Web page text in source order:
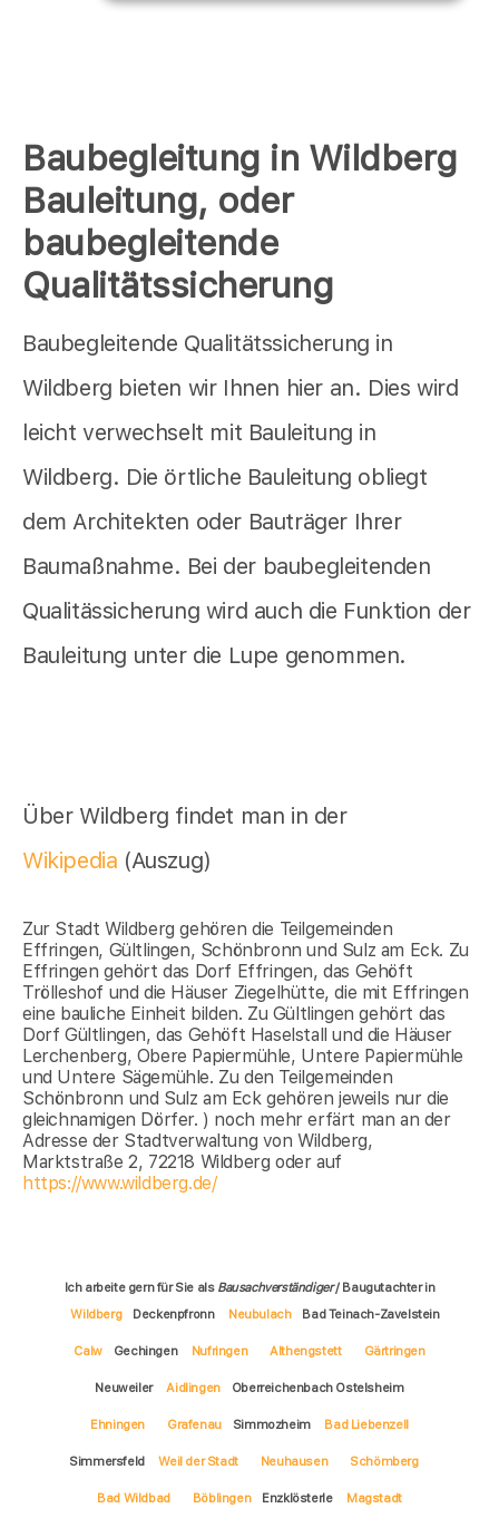
Baubegleitung in Wildberg
Bauleitung, oder
baubegleitende
Qualitätssicherung
Baubegleitende Qualitätssicherung in
Wildberg bieten wir Ihnen hier an. Dies wird
leicht verwechselt mit Bauleitung in
Wildberg. Die örtliche Bauleitung obliegt
dem Architekten oder Bauträger Ihrer
Baumaßnahme. Bei der baubegleitenden
Qualitässicherung wird auch die Funktion der
Bauleitung unter die Lupe genommen.
Über Wildberg findet man in der
Wikipedia (Auszug)
Zur Stadt Wildberg gehören die Teilgemeinden
Effringen, Gültlingen, Schönbronn und Sulz am Eck. Zu
Effringen gehört das Dorf Effringen, das Gehöft
Trölleshof und die Häuser Ziegelhütte, die mit Effringen
eine bauliche Einheit bilden. Zu Gültlingen gehört das
Dorf Gültlingen, das Gehöft Haselstall und die Häuser
Lerchenberg, Obere Papiermühle, Untere Papiermühle
und Untere Sägemühle. Zu den Teilgemeinden
Schönbronn und Sulz am Eck gehören jeweils nur die
gleichnamigen Dörfer. ) noch mehr erfärt man an der
Adresse der Stadtverwaltung von Wildberg,
Marktstraße 2, 72218 Wildberg oder auf
https://www.wildberg.de/
Ich arbeite gern für Sie als Bausachverständiger/ Baugutachter in
Wildberg
Deckenpfronn Neubulach Bad Teinach-Zavelstein
Calw Gechingen Nufringen Althengstett Gärtringen
Neuweiler Aidlingen Oberreichenbach Ostelsheim
Ehningen Grafenau Simmozheim Bad Liebenzell
Simmersfeld Weil der Stadt Neuhausen Schömberg
Bad Wildbad Böblingen Enzklösterle Magstadt